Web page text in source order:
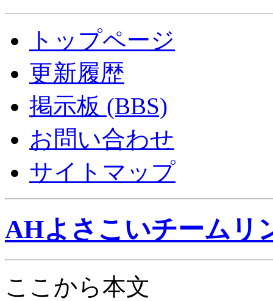
トップページ
更新履歴
掲示板 (BBS)
お問い合わせ
サイトマップ
AHよさこいチームリ
ここから本文